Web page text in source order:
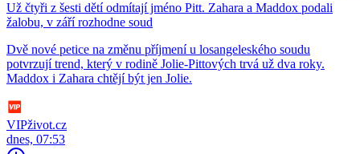
Už čtyři z šesti dětí odmítají jméno Pitt. Zahara a Maddox podali
žalobu, v září rozhodne soud
Dvě nové petice na změnu příjmení u losangeleského soudu
potvrzují trend, který v rodině Jolie-Pittových trvá už dva roky.
Maddox i Zahara chtějí být jen Jolie.
VIPživot.cz
dnes, 07:53